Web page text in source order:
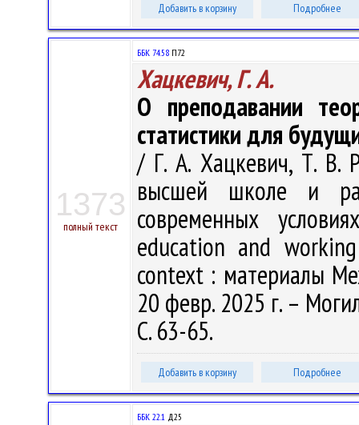
Добавить в корзину Подробнее
1373
полный текст
ББК 74.58 П72
Хацкевич, Г. А.
О преподавании
статистики для
/ Г. А. Хацкевич, Т. В.
высшей школе и
современных
education and
context : материалы
20 февр. 2025 г. –
С. 63-65.
Добавить в корзину Подробнее
ББК 22.1 Д25